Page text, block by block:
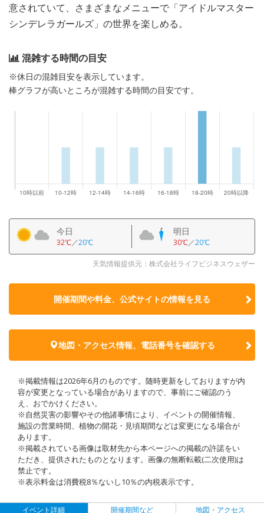
意されていて、さまざまなメニューで「アイドルマスター
シンデレラガールズ」の世界を楽しめる。
混雑する時間の目安
※休日の混雑目安を表示しています。
棒グラフが高いところが混雑する時間の目安です。
今日
32℃／20℃
明日
30℃／20℃
天気情報提供元：株式会社ライフビジネスウェザー
開催期間や料金、公式サイトの情報を見る
地図・アクセス情報、電話番号を確認する
※掲載情報は2026年6月のものです。随時更新をしておりますが内
容が変更となっている場合がありますので、事前にご確認のう
え、おでかけください。
※自然災害の影響やその他諸事情により、イベントの開催情報、
施設の営業時間、植物の開花・見頃期間などは変更になる場合が
あります。
※掲載されている画像は取材先から本ページへの掲載の許諾をい
ただき、提供されたものとなります。画像の無断転載(二次使用)は
禁止です。
※表示料金は消費税8％ないし10％の内税表示です。
イベント詳細 開催期間など 地図・アクセス